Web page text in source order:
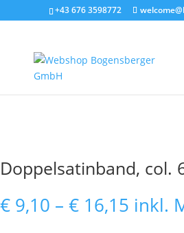
+43 676 3598772
Doppelsatinband, col.
€ 9,10 – € 16,15
€ 9,10
inkl.